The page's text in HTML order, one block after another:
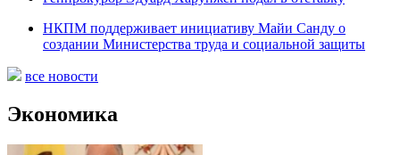
НКПМ поддерживает инициативу Майи Санду о
создании Министерства труда и социальной защиты
все новости
Экономика